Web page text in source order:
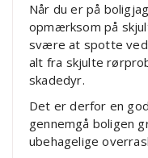
Når du er på
opmærksom på
svære at spotte
alt fra skjulte
skadedyr.
Det er derfor en
gennemgå boligen
ubehagelige